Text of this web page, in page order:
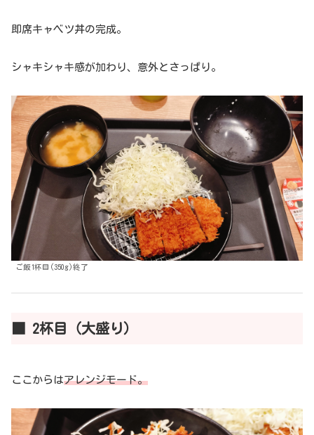
即席キャベツ丼の完成。
シャキシャキ感が加わり、意外とさっぱり。
ご飯1杯目(350g)終了
■ 2杯目（大盛り）
ここからはアレンジモード。